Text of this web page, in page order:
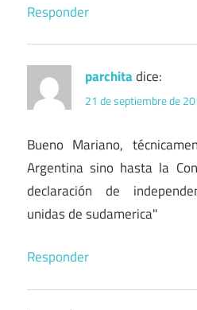
Responder
parchitadice:
21 de septiembre de
Bueno Mariano,
Argentina sino hasta la
declaración de
unidas de sudamerica"
Responder